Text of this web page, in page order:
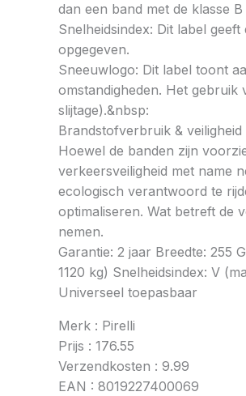
dan een band met de klasse
Snelheidsindex: Dit label
opgegeven.
Sneeuwlogo: Dit label toont
omstandigheden. Het gebruik
slijtage).&nbsp:
Brandstofverbruik & veiligheid
Hoewel de banden zijn
verkeersveiligheid met name
ecologisch verantwoord te
optimaliseren. Wat betreft de
nemen.
Garantie: 2 jaar Breedte: 255
1120 kg) Snelheidsindex: V
Universeel toepasbaar
Merk : Pirelli
Prijs : 176.55
Verzendkosten : 9.99
EAN : 8019227400069